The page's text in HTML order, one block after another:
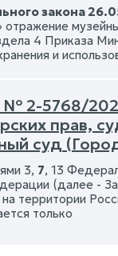
закона
4 Приказа
и
2-5768/
прав,
суд
3, 7, 13
(далее -
территории
только